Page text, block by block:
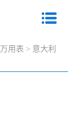
万用表 > 意大利